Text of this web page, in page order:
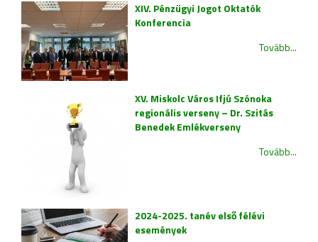
XIV. Pénzügyi Jogot Oktatók
Konferencia
Tovább...
XV. Miskolc Város Ifjú Szónoka
regionális verseny – Dr. Szitás
Benedek Emlékverseny
Tovább...
2024-2025. tanév első félévi
események